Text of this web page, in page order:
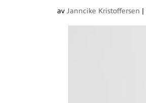
av Janncike Kristoffersen |